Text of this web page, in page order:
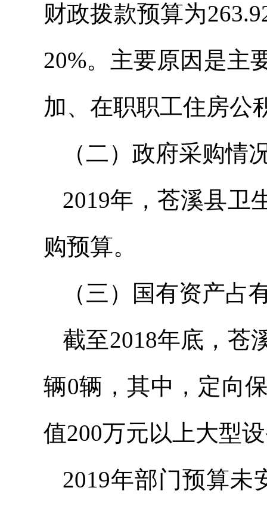
财政拨款预算为
20%。主要原因是主
加、在职职工住房公
（二）政府采购情
2019年，苍溪县卫
购预算。
（三）国有资产占
截至2018年底，苍
辆0辆，其中，定向
值200万元以上大型
2019年部门预算未